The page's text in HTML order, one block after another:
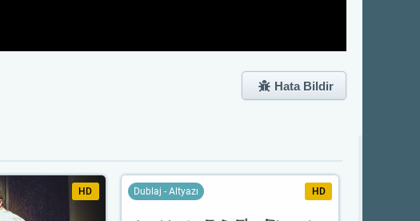
Hata Bildir
HD Dublaj - Altyazı HD